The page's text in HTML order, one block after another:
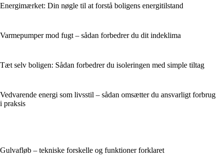
Energimærket: Din nøgle til at forstå boligens energitilstand
Varmepumper mod fugt – sådan forbedrer du dit indeklima
Tæt selv boligen: Sådan forbedrer du isoleringen med simple tiltag
Vedvarende energi som livsstil – sådan omsætter du ansvarligt forbrug
i praksis
Gulvafløb – tekniske forskelle og funktioner forklaret